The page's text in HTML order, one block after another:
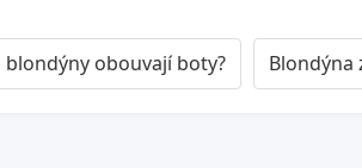
blondýny obouvají boty? Blondýna